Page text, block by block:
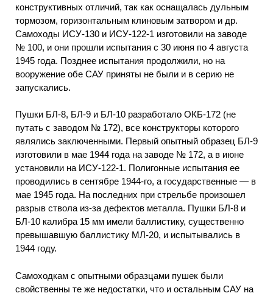
конструктивных отличий, так как оснащалась дульным
тормозом, горизонтальным клиновым затвором и др.
Самоходы ИСУ-130 и ИСУ-122-1 изготовили на заводе
№ 100, и они прошли испытания с 30 июня по 4 августа
1945 года. Позднее испытания продолжили, но на
вооружение обе САУ приняты не были и в серию не
запускались.
Пушки БЛ-8, БЛ-9 и БЛ-10 разработало ОКБ-172 (не
путать с заводом № 172), все конструкторы которого
являлись заключенными. Первый опытный образец БЛ-9
изготовили в мае 1944 года на заводе № 172, а в июне
установили на ИСУ-122-1. Полигонные испытания ее
проводились в сентябре 1944-го, а государственные — в
мае 1945 года. На последних при стрельбе произошел
разрыв ствола из-за дефектов металла. Пушки БЛ-8 и
БЛ-10 калибра 15 мм имели баллистику, существенно
превышавшую баллистику МЛ-20, и испытывались в
1944 году.
Самоходкам с опытными образцами пушек были
свойственны те же недостатки, что и остальным САУ на